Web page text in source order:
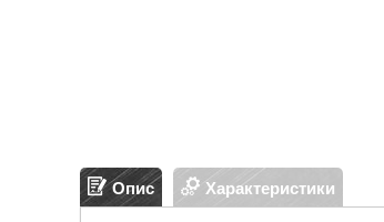
Опис Характеристики